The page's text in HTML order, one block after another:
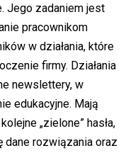
Jego zadaniem jest
pracownikom
w działania, które
firmy. Działania
newslettery, w
edukacyjne. Mają
„zielone” hasła,
dane rozwiązania oraz